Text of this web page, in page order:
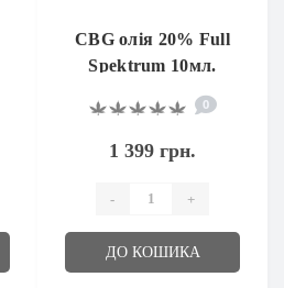
CBG олія 20% Full
Spektrum 10мл.
0
1 399 грн.
- +
ДО КОШИКА